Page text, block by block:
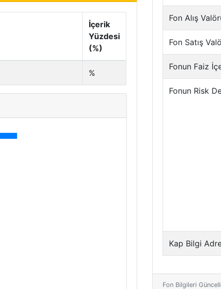
İçerik
Yüzdesi
(%)
%
Fon Alış
Fon Satış
Fonun Faiz
Fonun Risk
Kap Bilgi
Fon Bilgileri